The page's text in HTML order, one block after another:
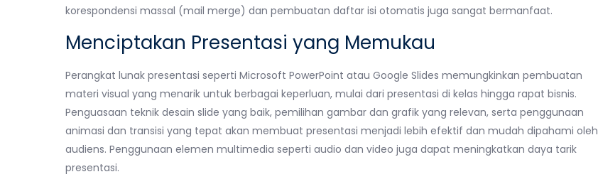
korespondensi massal (mail merge) dan pembuatan daftar isi otomatis juga sangat bermanfaat.
Menciptakan Presentasi yang Memukau
Perangkat lunak presentasi seperti Microsoft PowerPoint atau Google Slides memungkinkan pembuatan
materi visual yang menarik untuk berbagai keperluan, mulai dari presentasi di kelas hingga rapat bisnis.
Penguasaan teknik desain slide yang baik, pemilihan gambar dan grafik yang relevan, serta penggunaan
animasi dan transisi yang tepat akan membuat presentasi menjadi lebih efektif dan mudah dipahami oleh
audiens. Penggunaan elemen multimedia seperti audio dan video juga dapat meningkatkan daya tarik
presentasi.